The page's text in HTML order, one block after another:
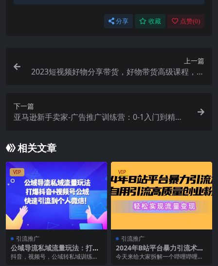
分享 收藏 点赞(0)
上一篇
2023短视频好物分享带货，好物带货高级课程，轻
下一篇
亚马逊新手卖家-广告推广训练营：0-1入门到精
相关文章
VIP
引流推广
公域导流私域流量玩法：打爆
抖音+视频号公域
抖音，视频号，公域转私域训练营
VIP
引流推广
2024年B站平台暴力引流术，
自用引流高质量创业粉，轻松
今天来给大家拆解一个哔哩哔哩纯